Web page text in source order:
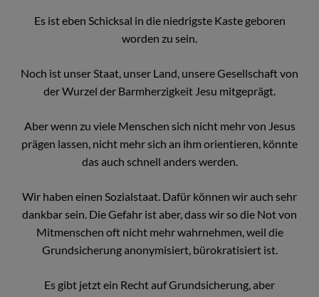
Es ist eben Schicksal in die niedrigste Kaste geboren
worden zu sein.
Noch ist unser Staat, unser Land, unsere Gesellschaft von
der Wurzel der Barmherzigkeit Jesu mitgeprägt.
Aber wenn zu viele Menschen sich nicht mehr von Jesus
prägen lassen, nicht mehr sich an ihm orientieren, könnte
das auch schnell anders werden.
Wir haben einen Sozialstaat. Dafür können wir auch sehr
dankbar sein. Die Gefahr ist aber, dass wir so die Not von
Mitmenschen oft nicht mehr wahrnehmen, weil die
Grundsicherung anonymisiert, bürokratisiert ist.
Es gibt jetzt ein Recht auf Grundsicherung, aber